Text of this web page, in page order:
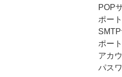
POP
ポー
ポー
アカ
パス